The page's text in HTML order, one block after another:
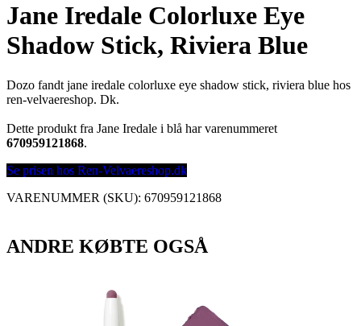
Jane Iredale Colorluxe Eye
Shadow Stick, Riviera Blue
Dozo fandt jane iredale colorluxe eye shadow stick, riviera blue hos
ren-velvaereshop. Dk.
Dette produkt fra Jane Iredale i blå har varenummeret
670959121868.
Se prisen hos Ren-Velvaereshop.dk
VARENUMMER (SKU): 670959121868
ANDRE KØBTE OGSÅ